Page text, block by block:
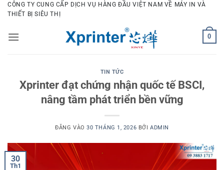
Bỏ
qua
dung
CÔNG TY CUNG CẤP DỊCH VỤ HÀNG ĐẦU VIỆT NAM VỀ MÁY IN VÀ
THIẾT BỊ SIÊU THỊ
0
TIN TỨC
Xprinter đạt chứng nhận quốc tế BSCI,
nâng tầm phát triển bền vững
ĐĂNG VÀO30 THÁNG 1, 2026 BỞI ADMIN
30
Th1